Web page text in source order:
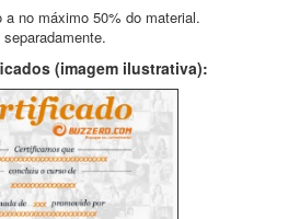
no máximo 50% do material.
(imagem ilustrativa):